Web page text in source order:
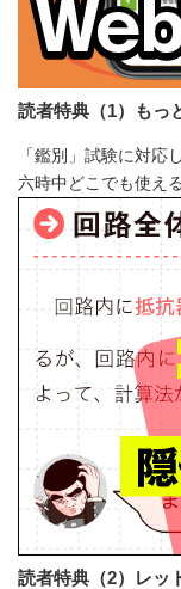
読者特典（1）もっ
「鑑別」試験に対応
六時中どこでも使え
読者特典（2）レッ